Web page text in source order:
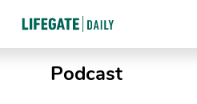
Podcast